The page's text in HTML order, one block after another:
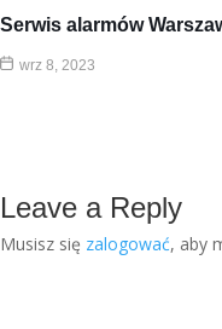
Serwis alarmów
wrz 8, 2023
Leave a Reply
Musisz się zalogować, aby